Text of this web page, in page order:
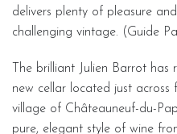
delivers plenty of pleasure
challenging vintage. (Guide
The brilliant Julien Barrot
new cellar located just
village of Châteauneuf-du-
pure, elegant style of wine